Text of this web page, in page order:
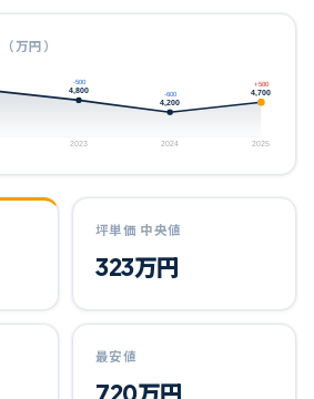
万円）
4,800
-500
2023
4,200
-600
2024
4,700
+500
2025
坪単価 中央値
323万円
最安値